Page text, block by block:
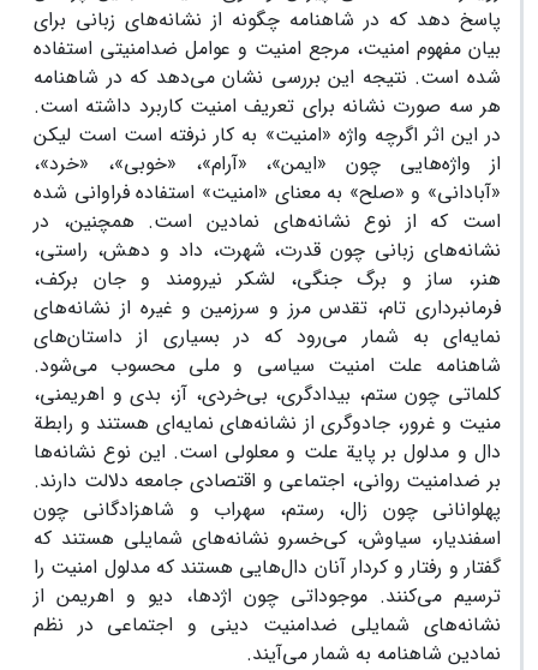
پاسخ دهد که در شاهنامه چگونه از نشانه‌های زبانی برای
بیان مفهوم امنیت، مرجع امنیت و عوامل ضدامنیتی استفاده
شده است. نتیجه این بررسی نشان می‌دهد که در شاهنامه
هر سه صورت نشانه برای تعریف امنیت کاربرد داشته است.
در این اثر اگرچه واژه «امنیت» به کار نرفته است است لیکن
از واژه‌هایی چون «ایمن»، «آرام»، «خوبی»، «خرد»،
«آبادانی» و «صلح» به معنای «امنیت» استفاده فراوانی شده
است که از نوع نشانه‌های نمادین است. همچنین، در
نشانه‌های زبانی چون قدرت، شهرت، داد و دهش، راستی،
هنر، ساز و برگ جنگی، لشکر نیرومند و جان برکف،
فرمانبرداری تام، تقدس مرز و سرزمین و غیره از نشانه‌های
نمایه‌ای به شمار می‌رود که در بسیاری از داستان‌های
شاهنامه علت امنیت سیاسی و ملی محسوب می‌شود.
کلماتی چون ستم، بیدادگری، بی‌خردی، آز، بدی و اهریمنی،
منیت و غرور، جادوگری از نشانه‌های نمایه‌ای هستند و رابطة
دال و مدلول بر پایة علت و معلولی است. این نوع نشانه‌ها
بر ضدامنیت روانی، اجتماعی و اقتصادی جامعه دلالت دارند.
پهلوانانی چون زال، رستم، سهراب و شاهزادگانی چون
اسفندیار، سیاوش، کی‌خسرو نشانه‌های شمایلی هستند که
گفتار و رفتار و کردار آنان دال‌هایی هستند که مدلول امنیت را
ترسیم می‌کنند. موجوداتی چون اژدها، دیو و اهریمن از
نشانه‌های شمایلی ضدامنیت دینی و اجتماعی در نظم
نمادین شاهنامه به شمار می‌آیند.